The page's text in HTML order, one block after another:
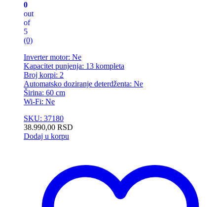
0
out
of
5
(0)
Inverter motor: Ne
Kapacitet punjenja: 13 kompleta
Broj korpi: 2
Automatsko doziranje deterdženta: Ne
Širina: 60 cm
Wi-Fi: Ne
SKU: 37180
38.990,00 RSD
Dodaj u korpu